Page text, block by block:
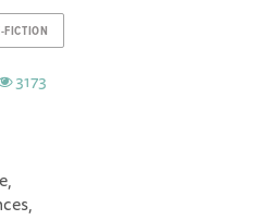
FICTION
3173